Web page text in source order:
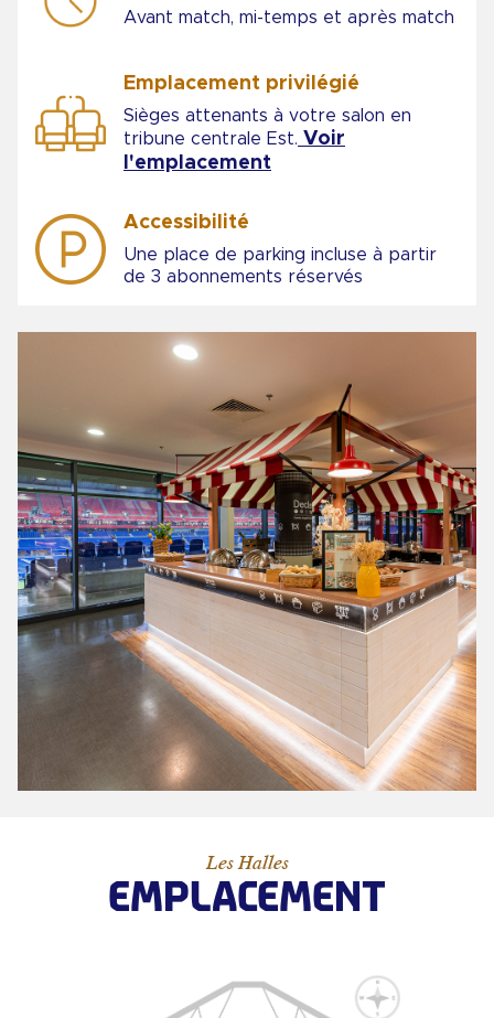
Avant match, mi-temps et après match
Emplacement privilégié
Sièges attenants à votre salon en
tribune centrale Est. Voir
l'emplacement
Accessibilité
Une place de parking incluse à partir
de 3 abonnements réservés
Les Halles
EMPLACEMENT